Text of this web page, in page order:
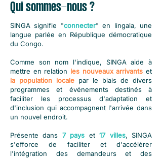
Qui sommes-nous ?
SINGA signifie "connecter" en lingala, une
langue parlée en République démocratique
du Congo.
Comme son nom l'indique, SINGA aide à
mettre en relation les nouveaux arrivants et
la population locale par le biais de divers
programmes et événements destinés à
faciliter les processus d'adaptation et
d'inclusion qui accompagnent l'arrivée dans
un nouvel endroit.
Présente dans 7 pays et17 villes, SINGA
s'efforce de faciliter et d'accélérer
l'intégration des demandeurs et des